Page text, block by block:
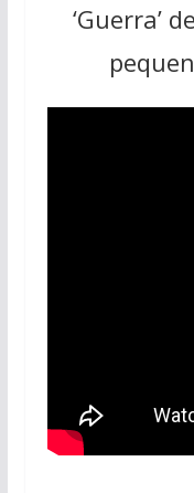
‘Guerra’